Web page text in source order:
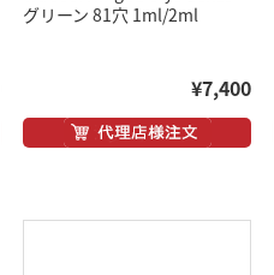
グリーン 81穴 1ml/2ml
¥7,400